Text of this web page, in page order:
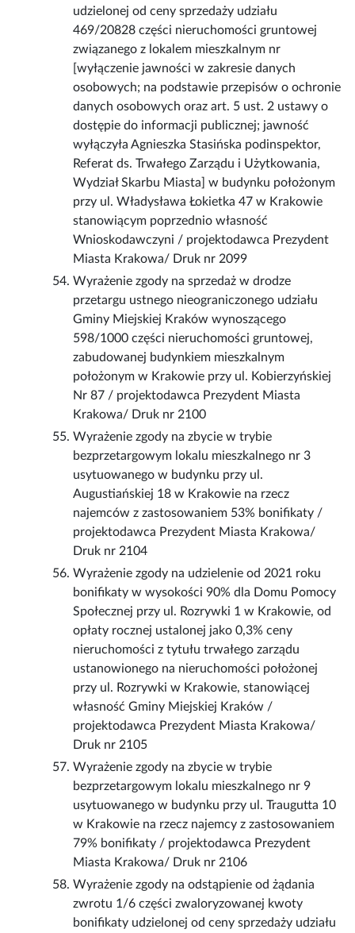
udzielonej od ceny sprzedaży udziału
469/20828 części nieruchomości gruntowej
związanego z lokalem mieszkalnym nr
[wyłączenie jawności w zakresie danych
osobowych; na podstawie przepisów o ochronie
danych osobowych oraz art. 5 ust. 2 ustawy o
dostępie do informacji publicznej; jawność
wyłączyła Agnieszka Stasińska podinspektor,
Referat ds. Trwałego Zarządu i Użytkowania,
Wydział Skarbu Miasta] w budynku położonym
przy ul. Władysława Łokietka 47 w Krakowie
stanowiącym poprzednio własność
Wnioskodawczyni / projektodawca Prezydent
Miasta Krakowa/ Druk nr 2099
Wyrażenie zgody na sprzedaż w drodze
przetargu ustnego nieograniczonego udziału
Gminy Miejskiej Kraków wynoszącego
598/1000 części nieruchomości gruntowej,
zabudowanej budynkiem mieszkalnym
położonym w Krakowie przy ul. Kobierzyńskiej
Nr 87 / projektodawca Prezydent Miasta
Krakowa/ Druk nr 2100
Wyrażenie zgody na zbycie w trybie
bezprzetargowym lokalu mieszkalnego nr 3
usytuowanego w budynku przy ul.
Augustiańskiej 18 w Krakowie na rzecz
najemców z zastosowaniem 53% bonifikaty /
projektodawca Prezydent Miasta Krakowa/
Druk nr 2104
Wyrażenie zgody na udzielenie od 2021 roku
bonifikaty w wysokości 90% dla Domu Pomocy
Społecznej przy ul. Rozrywki 1 w Krakowie, od
opłaty rocznej ustalonej jako 0,3% ceny
nieruchomości z tytułu trwałego zarządu
ustanowionego na nieruchomości położonej
przy ul. Rozrywki w Krakowie, stanowiącej
własność Gminy Miejskiej Kraków /
projektodawca Prezydent Miasta Krakowa/
Druk nr 2105
Wyrażenie zgody na zbycie w trybie
bezprzetargowym lokalu mieszkalnego nr 9
usytuowanego w budynku przy ul. Traugutta 10
w Krakowie na rzecz najemcy z zastosowaniem
79% bonifikaty / projektodawca Prezydent
Miasta Krakowa/ Druk nr 2106
Wyrażenie zgody na odstąpienie od żądania
zwrotu 1/6 części zwaloryzowanej kwoty
bonifikaty udzielonej od ceny sprzedaży udziału